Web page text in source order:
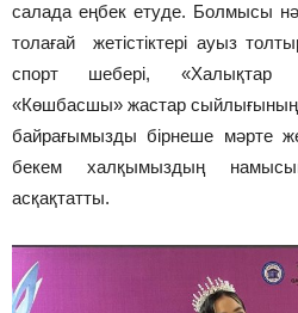
салада еңбек етуде. Болмысы
толағай жетістіктері ауыз
спорт шебері, «Халықтар
«Көшбасшы» жастар сыйлығының
байрағымызды бірнеше мәрте
бекем халқымыздың
асқақтатты.